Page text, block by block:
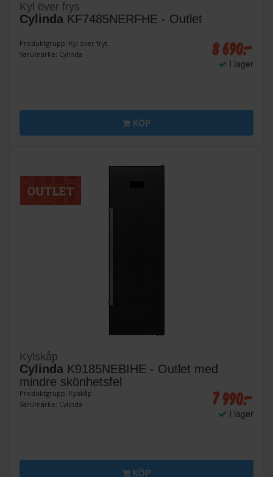
Kyl över frys
Cylinda KF7485NERFHE - Outlet
Produktgrupp: Kyl över frys
Varumärke: Cylinda
8 690:-
I lager
KÖP
Kylskåp
Cylinda K9185NEBIHE - Outlet med
mindre skönhetsfel
Produktgrupp: Kylskåp
Varumärke: Cylinda
7 990:-
I lager
KÖP